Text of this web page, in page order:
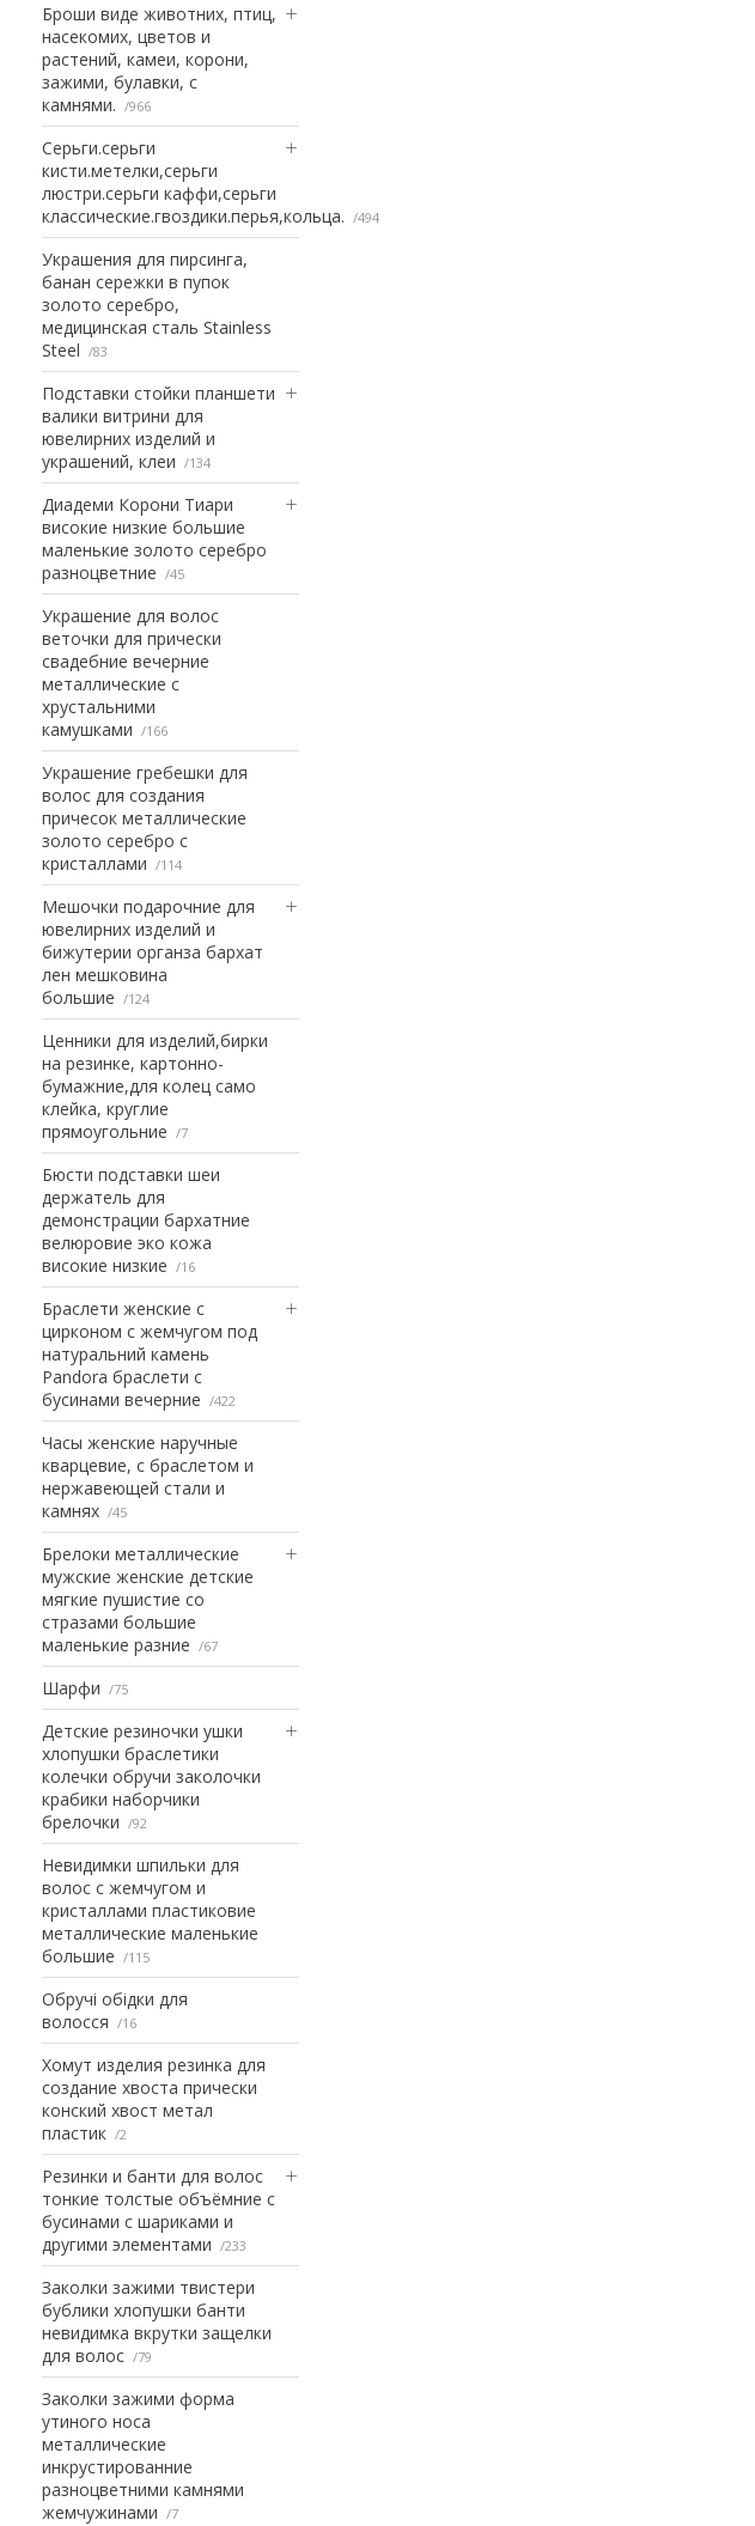
Броши виде животних, птиц,
насекомих, цветов и
растений, камеи, корони,
зажими, булавки, с
камнями.
966
Серьги.серьги
кисти.метелки,серьги
люстри.серьги каффи,серьги
классические.гвоздики.перья,кольца.
494
Украшения для пирсинга,
банан сережки в пупок
золото серебро,
медицинская сталь Stainless
Steel
83
Подставки стойки планшети
валики витрини для
ювелирних изделий и
украшений, клеи
134
Диадеми Корони Тиари
високие низкие большие
маленькие золото серебро
разноцветние
45
Украшение для волос
веточки для прически
свадебние вечерние
металлические с
хрустальними
камушками
166
Украшение гребешки для
волос для создания
причесок металлические
золото серебро с
кристаллами
114
Мешочки подарочние для
ювелирних изделий и
бижутерии органза бархат
лен мешковина
большие
124
Ценники для изделий,бирки
на резинке, картонно-
бумажние,для колец само
клейка, круглие
прямоугольние
7
Бюсти подставки шеи
держатель для
демонстрации бархатние
велюровие эко кожа
високие низкие
16
Браслети женские с
цирконом с жемчугом под
натуральний камень
Pandora браслети с
бусинами вечерние
422
Часы женские наручные
кварцевие, с браслетом и
нержавеющей стали и
камнях
45
Брелоки металлические
мужские женские детские
мягкие пушистие со
стразами большие
маленькие разние
67
Шарфи 75
Детские резиночки ушки
хлопушки браслетики
колечки обручи заколочки
крабики наборчики
брелочки
92
Невидимки шпильки для
волос с жемчугом и
кристаллами пластиковие
металлические маленькие
большие
115
Обручі обідки для
волосся
16
Хомут изделия резинка для
создание хвоста прически
конский хвост метал
пластик
2
Резинки и банти для волос
тонкие толстые объёмние с
бусинами с шариками и
другими элементами
233
Заколки зажими твистери
бублики хлопушки банти
невидимка вкрутки защелки
для волос
79
Заколки зажими форма
утиного носа
металлические
инкрустированние
разноцветними камнями
жемчужинами
7